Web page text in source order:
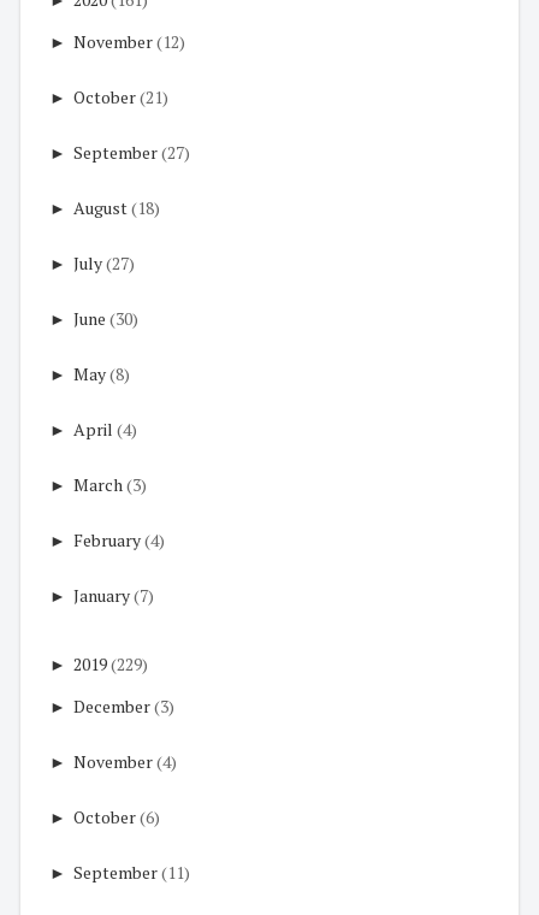
► November(12)
► October(21)
► September(27)
► August(18)
► July(27)
► June (30)
► May(8)
► April (4)
► March(3)
► February(4)
► January(7)
► 2019(229)
► December(3)
► November(4)
► October(6)
► September(11)